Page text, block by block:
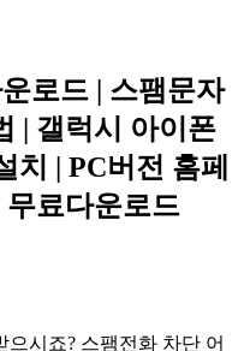
로드 | 스팸문자
| 갤럭시 아이폰
치 | PC버전 홈페
무료다운로드
시죠? 스팸전화 차단 어